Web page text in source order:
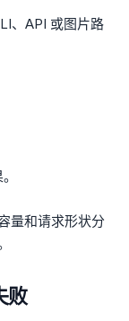
、API 或图片路
量和请求形状分
败